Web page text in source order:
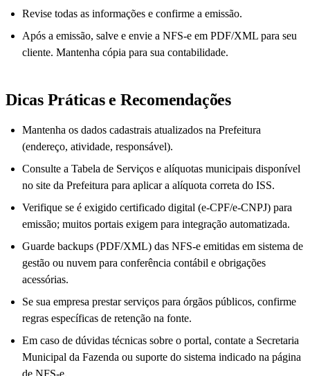
Revise todas as informações e confirme a emissão.
Após a emissão, salve e envie a NFS-e em PDF/XML para seu
cliente. Mantenha cópia para sua contabilidade.
Dicas Práticas e Recomendações
Mantenha os dados cadastrais atualizados na Prefeitura
(endereço, atividade, responsável).
Consulte a Tabela de Serviços e alíquotas municipais disponível
no site da Prefeitura para aplicar a alíquota correta do ISS.
Verifique se é exigido certificado digital (e‑CPF/e‑CNPJ) para
emissão; muitos portais exigem para integração automatizada.
Guarde backups (PDF/XML) das NFS-e emitidas em sistema de
gestão ou nuvem para conferência contábil e obrigações
acessórias.
Se sua empresa prestar serviços para órgãos públicos, confirme
regras específicas de retenção na fonte.
Em caso de dúvidas técnicas sobre o portal, contate a Secretaria
Municipal da Fazenda ou suporte do sistema indicado na página